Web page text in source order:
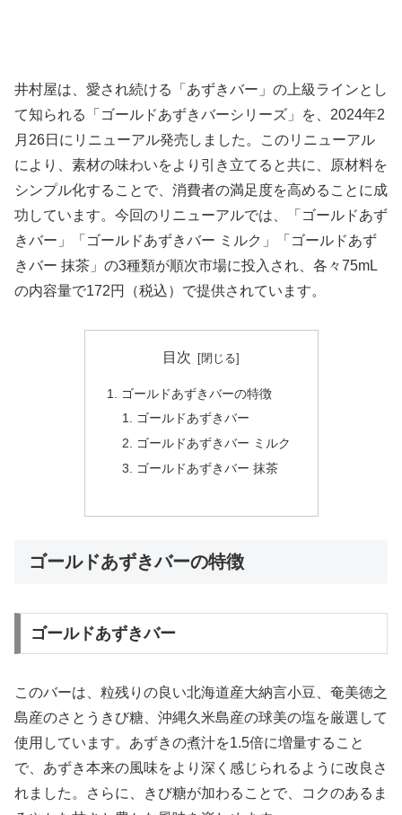
井村屋は、愛され続ける「あずきバー」の上級ラインとし
て知られる「ゴールドあずきバーシリーズ」を、2024年2
月26日にリニューアル発売しました。このリニューアル
により、素材の味わいをより引き立てると共に、原材料を
シンプル化することで、消費者の満足度を高めることに成
功しています。今回のリニューアルでは、「ゴールドあず
きバー」「ゴールドあずきバー ミルク」「ゴールドあず
きバー 抹茶」の3種類が順次市場に投入され、各々75mL
の内容量で172円（税込）で提供されています。
目次
ゴールドあずきバーの特徴
ゴールドあずきバー
ゴールドあずきバー ミルク
ゴールドあずきバー 抹茶
ゴールドあずきバーの特徴
ゴールドあずきバー
このバーは、粒残りの良い北海道産大納言小豆、奄美徳之
島産のさとうきび糖、沖縄久米島産の球美の塩を厳選して
使用しています。あずきの煮汁を1.5倍に増量すること
で、あずき本来の風味をより深く感じられるように改良さ
れました。さらに、きび糖が加わることで、コクのあるま